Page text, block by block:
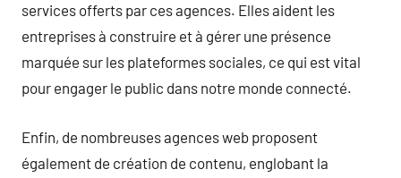
services offerts par ces agences. Elles aident les
entreprises à construire et à gérer une présence
marquée sur les plateformes sociales, ce qui est vital
pour engager le public dans notre monde connecté.
Enfin, de nombreuses agences web proposent
également de création de contenu, englobant la